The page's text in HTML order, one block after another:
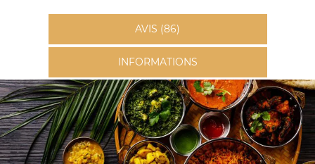
AVIS (86)
INFORMATIONS